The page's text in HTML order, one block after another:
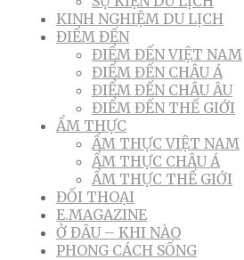
KINH NGHIỆM DU LỊCH
ĐIỂM ĐẾN
ĐIỂM ĐẾN VIỆT NAM
ĐIỂM ĐẾN CHÂU Á
ĐIỂM ĐẾN CHÂU ÂU
ĐIỂM ĐẾN THẾ GIỚI
ẨM THỰC
ẨM THỰC VIỆT NAM
ẨM THỰC CHÂU Á
ẨM THỰC THẾ GIỚI
ĐỐI THOẠI
E.MAGAZINE
Ở ĐÂU – KHI NÀO
PHONG CÁCH SỐNG